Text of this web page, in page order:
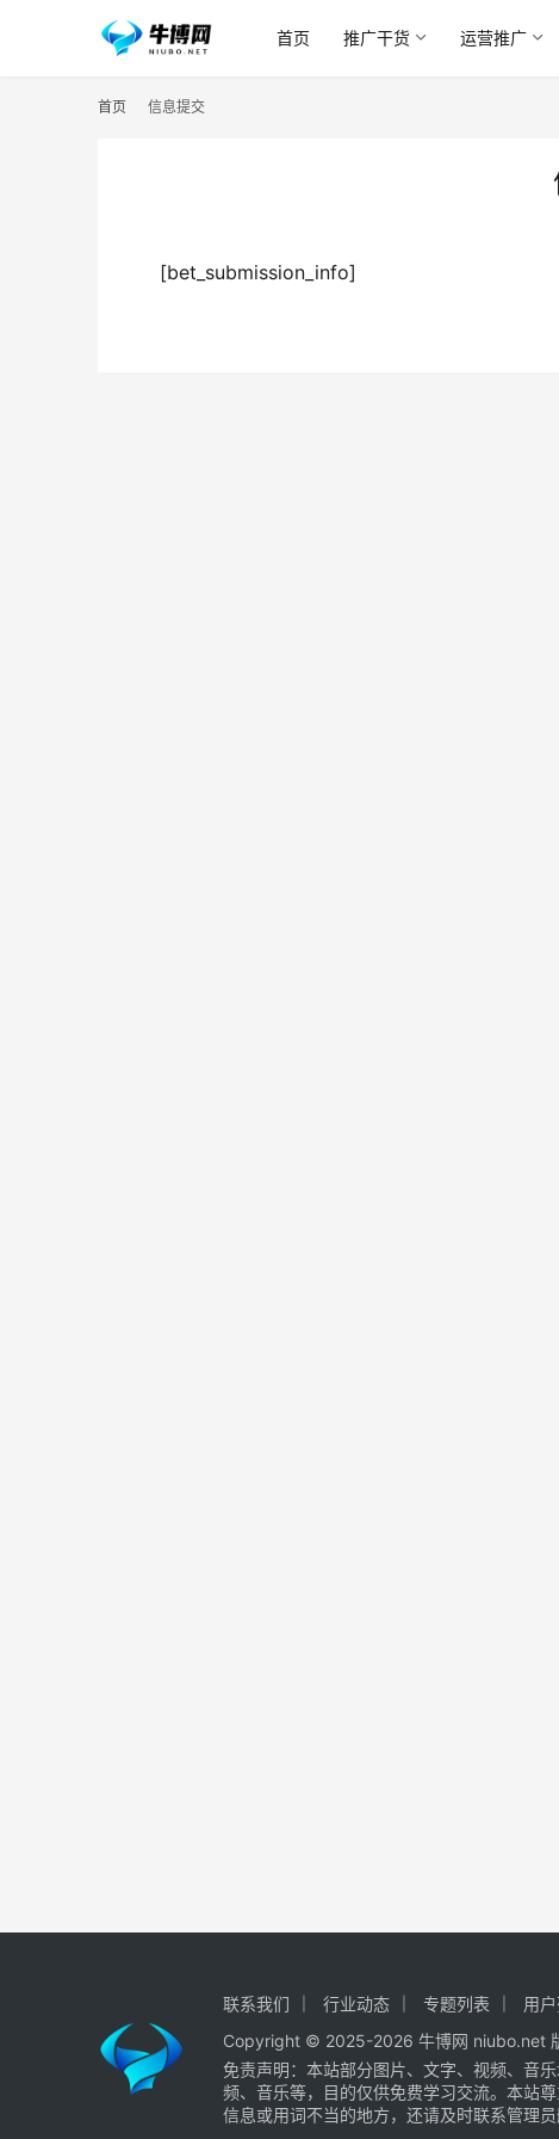
首页 推广干货 运营推广
首页 信息提交
[bet_submission_info]
联系我们 行业动态 专题列表 用
Copyright © 2025-2026牛博网 niubo.net
免责声明：本站部分图片、文字、视频、音
频、音乐等，目的仅供免费学习交流。本站
信息或用词不当的地方，还请及时联系管理员